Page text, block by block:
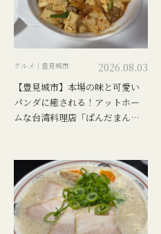
グルメ｜豊見城市 2026.08.03
【豊見城市】本場の味と可愛い
パンダに癒される！アットホー
ムな台湾料理店「ぱんだまん